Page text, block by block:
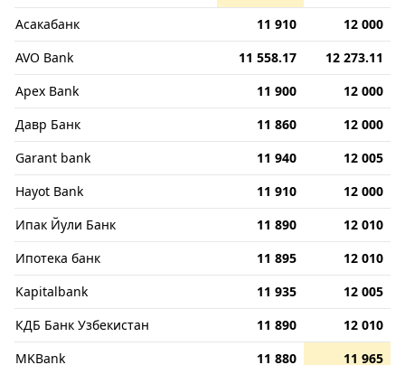
Асакабанк
11 910
12 000
AVO Bank
11 558.17
12 273.11
Apex Bank
11 900
12 000
Давр Банк
11 860
12 000
Garant bank
11 940
12 005
Hayot Bank
11 910
12 000
Ипак Йули Банк
11 890
12 010
Ипотека банк
11 895
12 010
Kapitalbank
11 935
12 005
КДБ Банк Узбекистан
11 890
12 010
MKBank
11 880
11 965